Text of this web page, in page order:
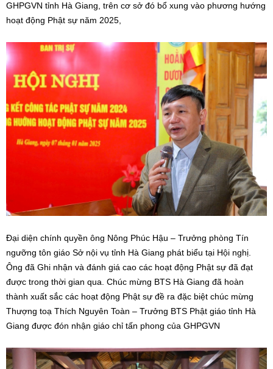
GHPGVN tỉnh Hà Giang, trên cơ sở đó bổ xung vào phương hướng
hoạt động Phật sự năm 2025,
Đại diện chính quyền ông Nông Phúc Hậu – Trưởng phòng Tín
ngưỡng tôn giáo Sở nội vụ tỉnh Hà Giang phát biểu tại Hội nghị.
Ông đã Ghi nhận và đánh giá cao các hoạt động Phật sự đã đạt
được trong thời gian qua. Chúc mừng BTS Hà Giang đã hoàn
thành xuất sắc các hoạt động Phật sự đề ra đặc biệt chúc mừng
Thượng toạ Thích Nguyên Toàn – Trưởng BTS Phật giáo tỉnh Hà
Giang được đón nhận giáo chỉ tấn phong của GHPGVN